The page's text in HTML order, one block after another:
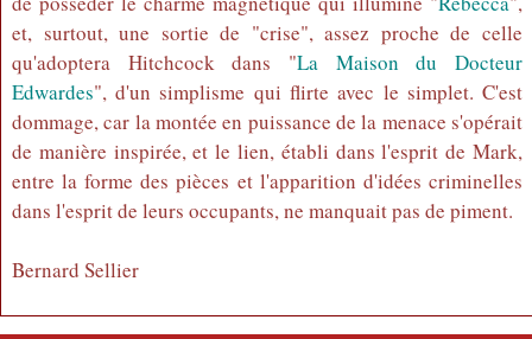
et, surtout, une sortie de "crise", assez proche de celle
qu'adoptera Hitchcock dans "La Maison du Docteur
Edwardes", d'un simplisme qui flirte avec le simplet. C'est
dommage, car la montée en puissance de la menace s'opérait
de manière inspirée, et le lien, établi dans l'esprit de Mark,
entre la forme des pièces et l'apparition d'idées criminelles
dans l'esprit de leurs occupants, ne manquait pas de piment.
Bernard Sellier